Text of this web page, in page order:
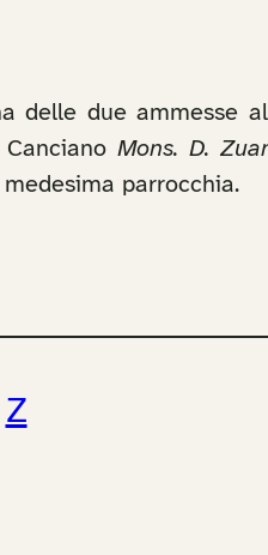
delle due ammesse
CancianoMons. D.
parrocchia.
Z